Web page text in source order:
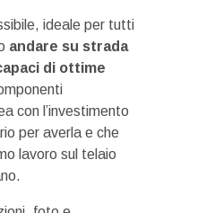
ideale per tutti
andare su strada
di ottime
con l’investimento
per averla e che
lavoro sul telaio